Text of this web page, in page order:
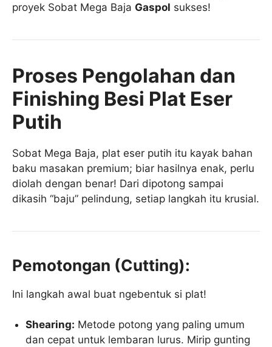
proyek Sobat Mega Baja Gaspol sukses!
Proses Pengolahan dan
Finishing Besi Plat Eser
Putih
Sobat Mega Baja, plat eser putih itu kayak bahan
baku masakan premium; biar hasilnya enak, perlu
diolah dengan benar! Dari dipotong sampai
dikasih “baju” pelindung, setiap langkah itu krusial.
Pemotongan (Cutting):
Ini langkah awal buat ngebentuk si plat!
Shearing: Metode potong yang paling umum
dan cepat untuk lembaran lurus. Mirip gunting